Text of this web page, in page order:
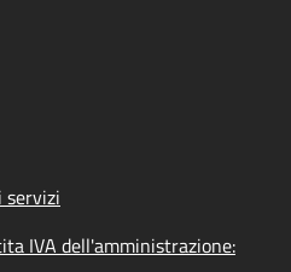
servizi
IVA dell'amministrazione: